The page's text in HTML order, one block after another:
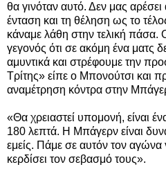
θα γινόταν αυτό. Δεν μας αρέσει
ένταση και τη θέληση ως το
κάναμε λάθη στην τελική πάσα.
γεγονός ότι σε ακόμη ένα ματς
αμυντικά και στρέφουμε την
Τρίτης» είπε ο Μπονούτσι και
αναμέτρηση κόντρα στην
«Θα χρειαστεί υπομονή, είναι
180 λεπτά. Η Μπάγερν είναι
εμείς. Πάμε σε αυτόν τον αγώνα
κερδίσει τον σεβασμό τους».